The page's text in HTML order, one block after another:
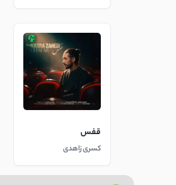
قفس
کسری زاهدی